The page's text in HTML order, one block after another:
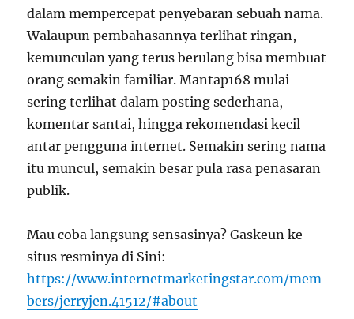
dalam mempercepat penyebaran sebuah nama.
Walaupun pembahasannya terlihat ringan,
kemunculan yang terus berulang bisa membuat
orang semakin familiar. Mantap168 mulai
sering terlihat dalam posting sederhana,
komentar santai, hingga rekomendasi kecil
antar pengguna internet. Semakin sering nama
itu muncul, semakin besar pula rasa penasaran
publik.
Mau coba langsung sensasinya? Gaskeun ke
situs resminya di Sini:
https://www.internetmarketingstar.com/mem
bers/jerryjen.41512/#about